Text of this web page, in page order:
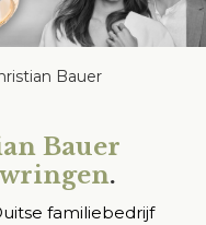
Bauer
Bauer
.
familiebedrijf